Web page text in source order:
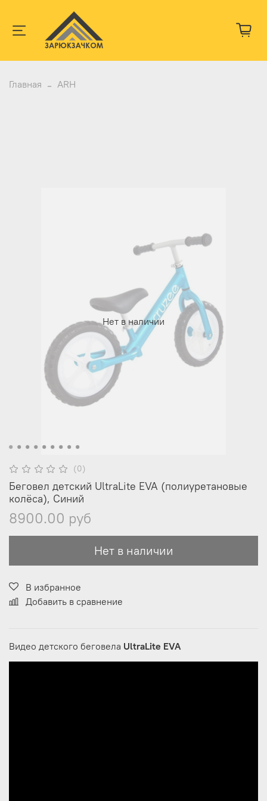
Главная ARH
Нет в наличии
(0)
Беговел детский UltraLite EVA (полиуретановые
колёса), Синий
8900.00 руб
Нет в наличии
В избранное
Добавить в сравнение
Видео детского беговела UltraLite EVA